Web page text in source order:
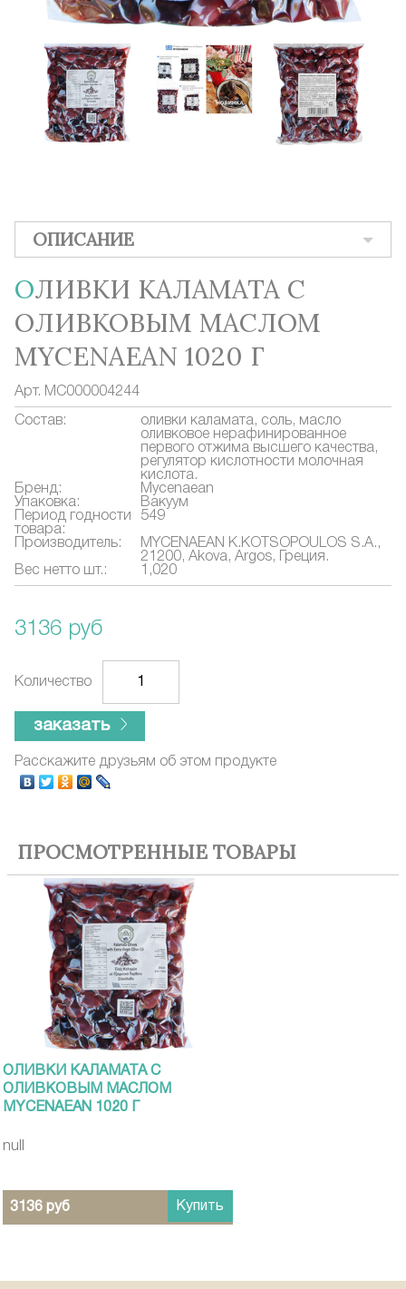
ОПИСАНИЕ
ОЛИВКИ КАЛАМАТА С
ОЛИВКОВЫМ МАСЛОМ
MYCENAEAN 1020 Г
Арт. MC000004244
Состав:
оливки каламата, соль, масло
оливковое нерафинированное
первого отжима высшего качества,
регулятор кислотности молочная
кислота.
Бренд:
Mycenaean
Упаковка:
Вакуум
Период годности
товара:
549
Производитель:
MYCENAEAN K.KOTSOPOULOS S.A.,
21200, Akova, Argos, Греция.
Вес нетто шт.:
1,020
3136 руб
Количество
заказать
Расскажите друзьям об этом продукте
ПРОСМОТРЕННЫЕ ТОВАРЫ
ОЛИВКИ КАЛАМАТА С
ОЛИВКОВЫМ МАСЛОМ
MYCENAEAN 1020 Г
null
3136 руб Купить